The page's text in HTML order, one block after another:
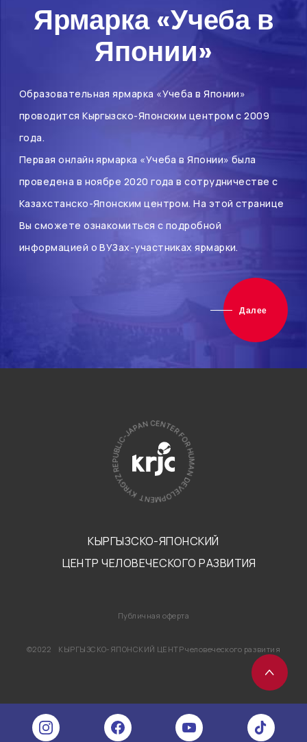
Ярмарка «Учеба в
Японии»
Образовательная ярмарка «Учеба в Японии»
проводится Кыргызско-Японским центром с 2009
года.
Первая онлайн ярмарка «Учеба в Японии» была
проведена в ноябре 2020 года в сотрудничестве с
Казахстанско-Японским центром. На этой странице
Вы сможете ознакомиться с подробной
информацией о ВУЗах-участниках ярмарки.
Далее
КЫРГЫЗСКО-ЯПОНСКИЙ
ЦЕНТР ЧЕЛОВЕЧЕСКОГО РАЗВИТИЯ
©2022 КЫРГЫЗСКО-ЯПОНСКИЙ ЦЕНТР человеческого развития
Публичная оферта